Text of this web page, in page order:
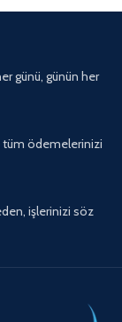
günü, günün her
tüm ödemelerinizi
işlerinizi söz